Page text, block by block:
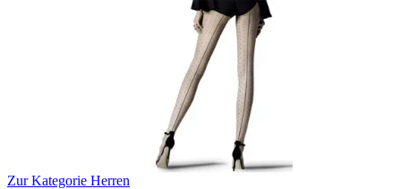
Zur Kategorie Herren